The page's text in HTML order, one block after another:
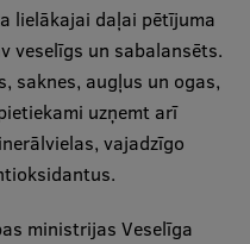
lielākajai daļai pētījuma
veselīgs un sabalansēts.
saknes, augļus un ogas,
uzņemt arī
vajadzīgo
ministrijas Veselīga